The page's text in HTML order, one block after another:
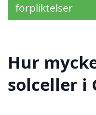
förpliktelser
Hur
solceller i